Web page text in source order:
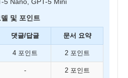
및 포인트
댓글/답글 문서 요약
4 포인트 2 포인트
- 2 포인트